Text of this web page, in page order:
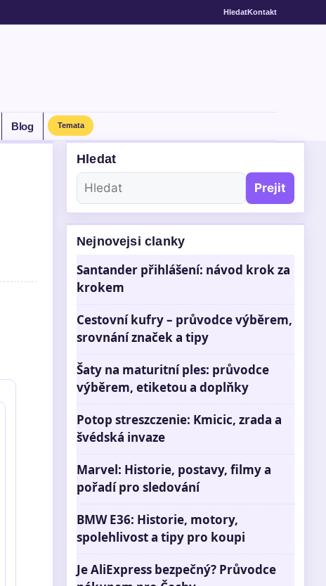
HledatKontakt
Blog Temata
Hledat
Prejit
Nejnovejsi clanky
Santander přihlášení: návod krok za
krokem
Cestovní kufry – průvodce výběrem,
srovnání značek a tipy
Šaty na maturitní ples: průvodce
výběrem, etiketou a doplňky
Potop streszczenie: Kmicic, zrada a
švédská invaze
Marvel: Historie, postavy, filmy a
pořadí pro sledování
BMW E36: Historie, motory,
spolehlivost a tipy pro koupi
Je AliExpress bezpečný? Průvodce